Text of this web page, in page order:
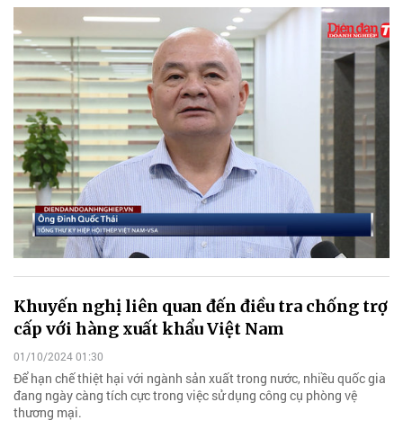
Khuyến nghị liên quan đến điều tra chống trợ
cấp với hàng xuất khẩu Việt Nam
01/10/2024 01:30
Để hạn chế thiệt hại với ngành sản xuất trong nước, nhiều quốc gia
đang ngày càng tích cực trong việc sử dụng công cụ phòng vệ
thương mại.